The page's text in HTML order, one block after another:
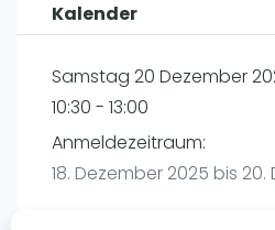
Playtomic
Ranking
Männer
Frauen
FIP Männer
Kalender
Samstag 20 Dezember
10:30 - 13:00
Anmeldezeitraum:
18. Dezember 2025 bis